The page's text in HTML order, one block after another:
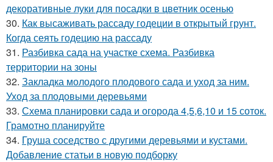
декоративные луки для посадки в цветник осенью
30. Как высаживать рассаду годеции в открытый грунт.
Когда сеять годецию на рассаду
31. Разбивка сада на участке схема. Разбивка
территории на зоны
32. Закладка молодого плодового сада и уход за ним.
Уход за плодовыми деревьями
33. Схема планировки сада и огорода 4,5,6,10 и 15 соток.
Грамотно планируйте
34. Груша соседство с другими деревьями и кустами.
Добавление статьи в новую подборку